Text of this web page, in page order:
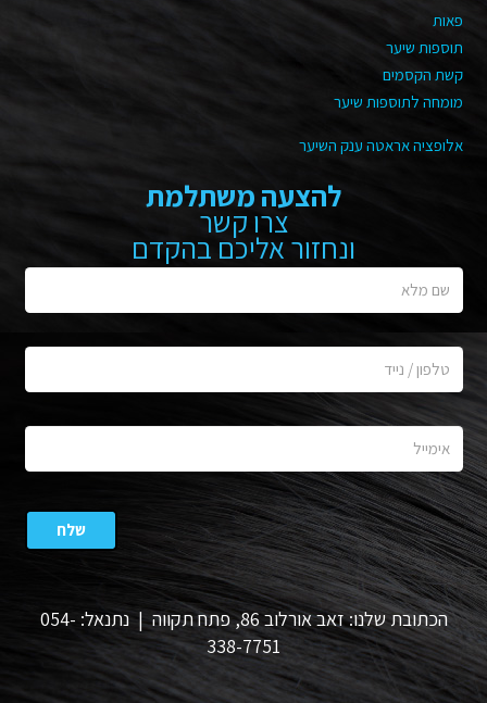
פאות
תוספות שיער
קשת הקסמים
מומחה לתוספות שיער
אלופציה אראטה ענק השיער
להצעה משתלמת
צרו קשר
ונחזור אליכם בהקדם
הכתובת שלנו: זאב אורלוב 86, פתח תקווה | נתנאל: 054-
338-7751